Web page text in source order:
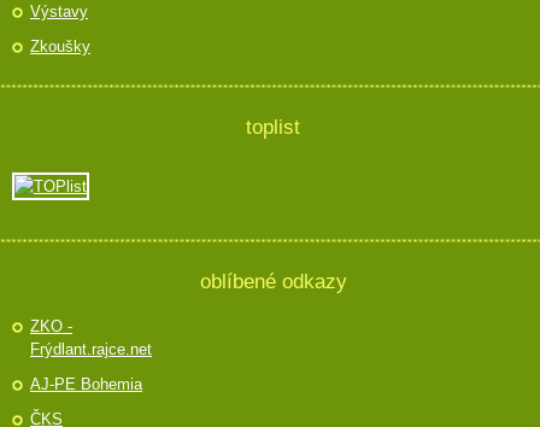
Výstavy
Zkoušky
toplist
oblíbené odkazy
ZKO -
Frýdlant.rajce.net
AJ-PE Bohemia
ČKS